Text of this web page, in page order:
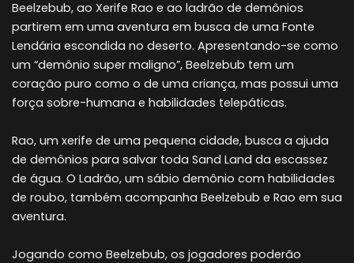
Beelzebub, ao Xerife Rao e ao ladrão de demônios
partirem em uma aventura em busca de uma Fonte
Lendária escondida no deserto. Apresentando-se como
um “demônio super maligno”, Beelzebub tem um
coração puro como o de uma criança, mas possui uma
força sobre-humana e habilidades telepáticas.
Rao, um xerife de uma pequena cidade, busca a ajuda
de demônios para salvar toda Sand Land da escassez
de água. O Ladrão, um sábio demônio com habilidades
de roubo, também acompanha Beelzebub e Rao em sua
aventura.
Jogando como Beelzebub, os jogadores poderão